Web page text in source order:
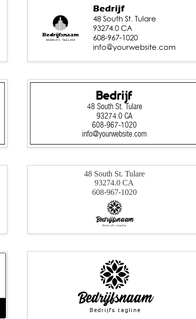
608-967-1020
info@yourwebsite.com
48 South St. Tulare
93274.0 CA
Bedrijf
Bedrijfsnaam
Bedrijfs tagline
608-967-1020
info@yourwebsite.com
48 South St. Tulare
93274.0 CA
Bedrijf
608-967-1020
48 South St. Tulare
93274.0 CA
Bedrijfsnaam
Bedrijfs tagline
Bedrijfsnaam
Bedrijfs tagline